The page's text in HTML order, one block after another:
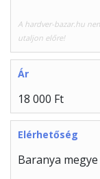
A hardver-bazar.hu
utaljon előre!
Ár
18 000 Ft
Elérhetőség
Baranya megye